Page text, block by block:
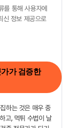
를 통해 사용자에
신 정보 제공으로
가 검증한
하는 것은 매우 중
고, 먹튀 수법이 날